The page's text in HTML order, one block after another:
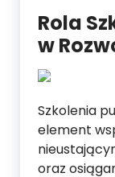
Rola
w
Szkolenia
element
oraz